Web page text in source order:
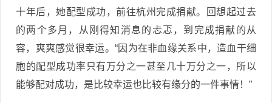
十年后，她配型成功，前往杭州完成捐献。回想起过去
的两个多月，从刚得知消息的忐忑，到完成捐献的从
容，爽爽感觉很幸运。“因为在非血缘关系中，造血干细
胞的配型成功率只有万分之一甚至几十万分之一，所以
能够配对成功，是比较幸运也比较有缘分的一件事情！”